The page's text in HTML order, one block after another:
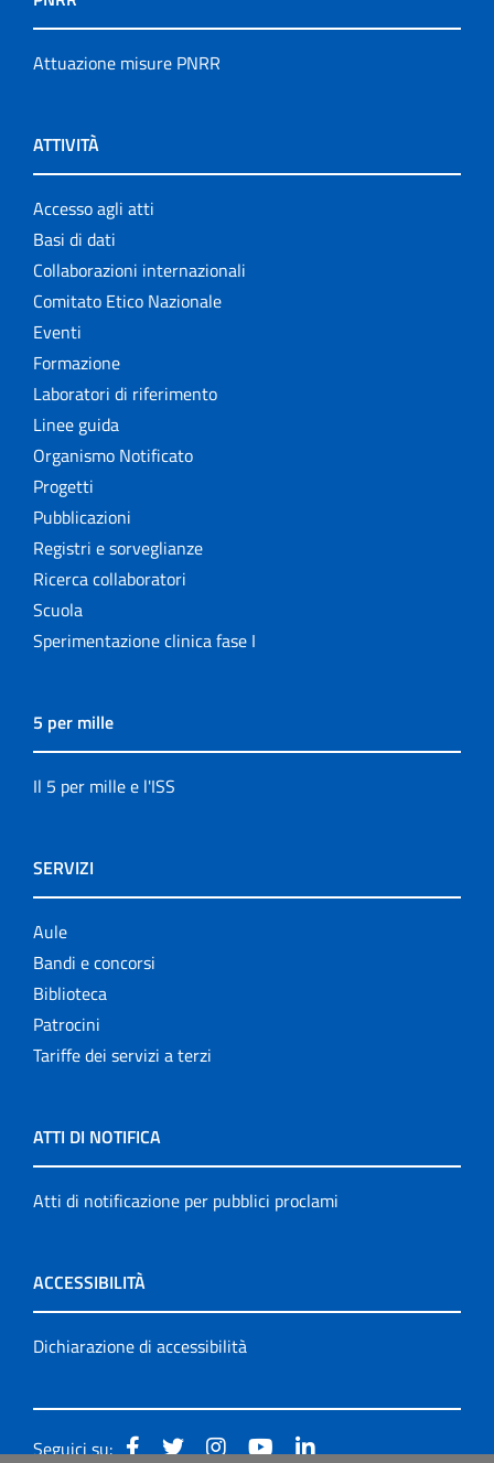
Attuazione misure PNRR
ATTIVITÀ
Accesso agli atti
Basi di dati
Collaborazioni internazionali
Comitato Etico Nazionale
Eventi
Formazione
Laboratori di riferimento
Linee guida
Organismo Notificato
Progetti
Pubblicazioni
Registri e sorveglianze
Ricerca collaboratori
Scuola
Sperimentazione clinica fase I
5 per mille
Il 5 per mille e l'ISS
SERVIZI
Aule
Bandi e concorsi
Biblioteca
Patrocini
Tariffe dei servizi a terzi
ATTI DI NOTIFICA
Atti di notificazione per pubblici proclami
ACCESSIBILITÀ
Dichiarazione di accessibilità
Seguici su: